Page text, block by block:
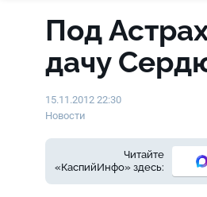
Под
дачу
15.11.2012 22:30
Новости
Читайте
«КаспийИнфо» здесь: